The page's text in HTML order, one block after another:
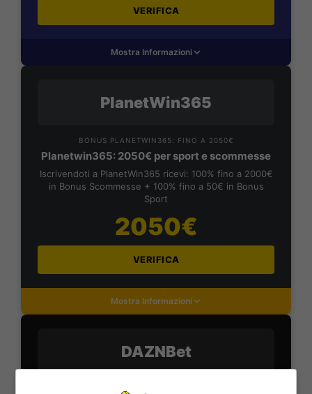
VERIFICA
Mostra Informazioni
PlanetWin365
BONUS PLANETWIN365: FINO A 2050€
Planetwin365: 2050€ per sport e scommesse
Iscrivendoti a PlanetWin365 ricevi: 100% fino a 2000€
in Bonus Scommesse + 100% fino a 50€ in Bonus
Sport
2050€
VERIFICA
Mostra Informazioni
DAZNBet
BONUS DAZNBET: 200€ REAL BONUS